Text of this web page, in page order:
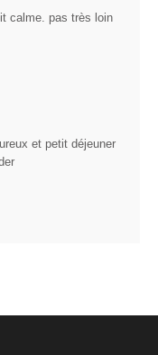
calme. pas très loin
et petit déjeuner